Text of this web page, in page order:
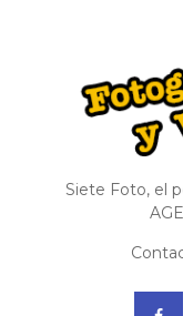
Siete Foto, el